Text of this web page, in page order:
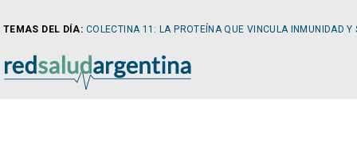
TEMAS DEL DÍA: COLECTINA 11: LA PROTEÍNA QUE VINCULA INMUNIDAD Y